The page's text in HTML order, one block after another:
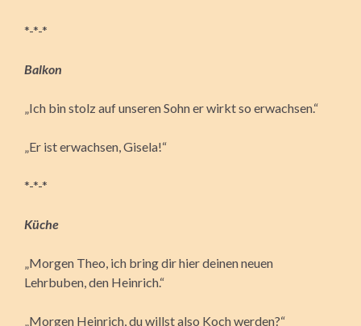
*-*-*
Balkon
„Ich bin stolz auf unseren Sohn er wirkt so erwachsen.“
„Er ist erwachsen, Gisela!“
*-*-*
Küche
„Morgen Theo, ich bring dir hier deinen neuen
Lehrbuben, den Heinrich.“
„Morgen Heinrich, du willst also Koch werden?“